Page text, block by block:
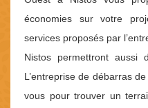
économies sur votre
services proposés par
Nistos permettront aussi
L’entreprise de débarras
vous pour trouver un